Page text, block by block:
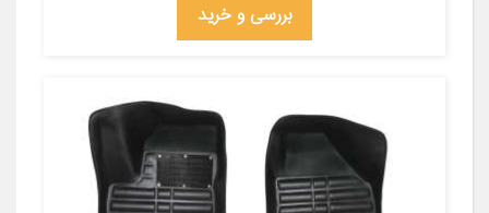
بررسی و خرید